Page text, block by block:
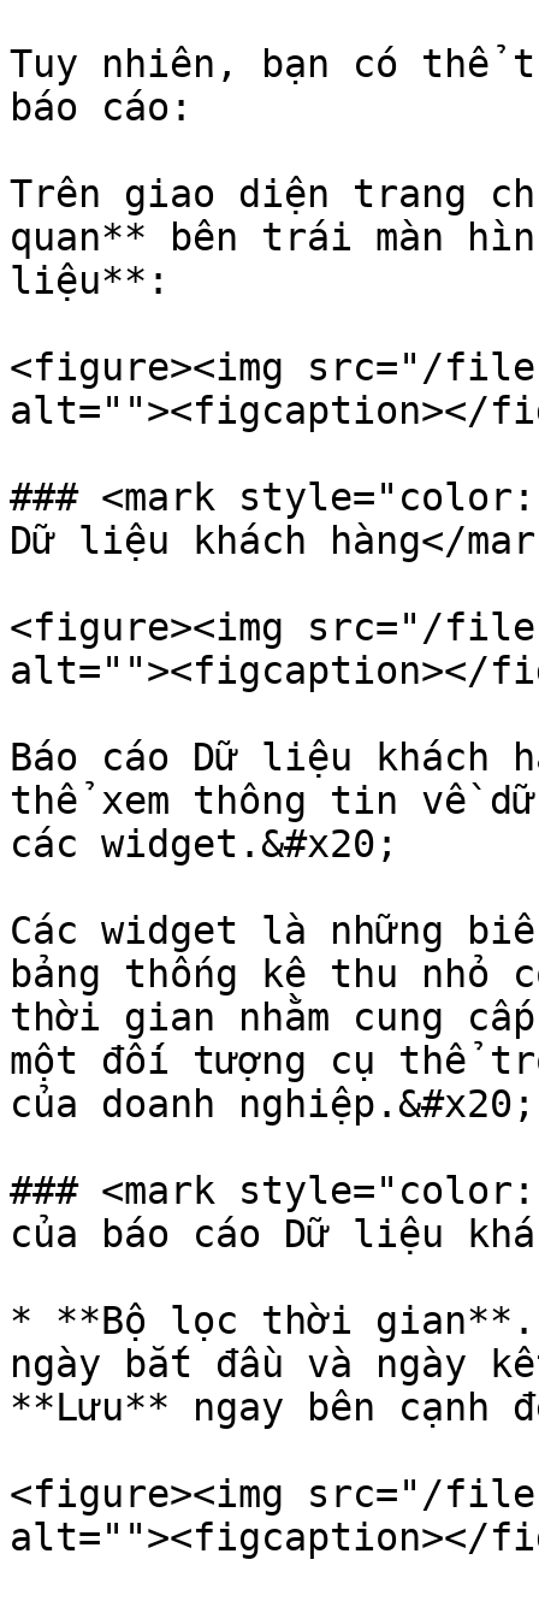
Tuy nhiên, bạn có thể
báo cáo:
Trên giao diện trang
quan** bên trái màn
liệu**:
<figure><img src="/
alt=""><figcaption></
### <mark
Dữ liệu khách hàng</
<figure><img src="/files/
alt=""><figcaption></
Báo cáo Dữ liệu khách
thể xem thông tin về
các widget.&#x20;
Các widget là những
bảng thống kê thu nhỏ
thời gian nhằm cung
một đối tượng cụ thể
của doanh nghiệp.&#x20;
### <mark
của báo cáo Dữ liệu
* **Bộ lọc thời gian**.
ngày bắt đầu và ngày
**Lưu** ngay bên cạnh
<figure><img src="/
alt=""><figcaption></